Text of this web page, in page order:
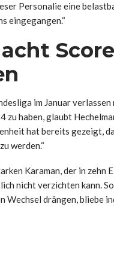
Personalie eine
eingegangen.“
im Januar
zu haben, glaubt
hat bereits gezeigt,
werden.“
Karaman, der in
nicht verzichten kann.
Wechsel drängen, bliebe